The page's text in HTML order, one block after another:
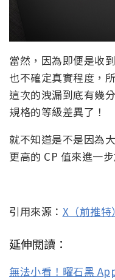
當然，因為即便是收
也不確定真實程度，
這次的洩漏到底有幾
規格的等級差異了！
就不知道是不是因為
更高的 CP 值來進一
引用來源： X（前推特）
延伸閱讀：
無法小看！曜石黑